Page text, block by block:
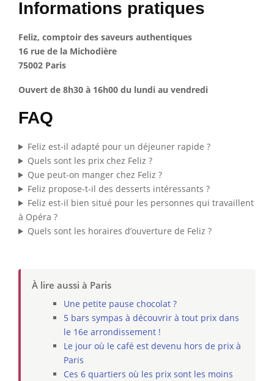
Informations pratiques
Feliz, comptoir des saveurs authentiques
16 rue de la Michodière
75002 Paris
Ouvert de 8h30 à 16h00 du lundi au vendredi
FAQ
Feliz est-il adapté pour un déjeuner rapide ?
Quels sont les prix chez Feliz ?
Que peut-on manger chez Feliz ?
Feliz propose-t-il des desserts intéressants ?
Feliz est-il bien situé pour les personnes qui travaillent
à Opéra ?
Quels sont les horaires d’ouverture de Feliz ?
À lire aussi à Paris
Une petite pause chocolat ?
5 bars sympas à découvrir à tout prix dans
le 16e arrondissement !
Le jour où le café est devenu hors de prix à
Paris
Ces 6 quartiers où les prix sont les moins